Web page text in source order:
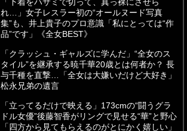
「下着をハサミで切って、真っ裸にさせら
れ…」女子レスラー初の“オールヌード写真
集”も、井上貴子のプロ意識「私にとっては“作
品”です」《全女BEST》
「クラッシュ・ギャルズに学んだ」“全女のス
タイル”を継承する暁千華20歳とは何者か？ 長
与千種を直撃…「全女は大嫌いだけど大好き」
松永兄弟の遺言
「立ってるだけで映える」173cmの“闘うグラ
ドル女優”後藤智香がリングで見せる“華”と野心
「四方から見てもらえるのがとにかく嬉しい」